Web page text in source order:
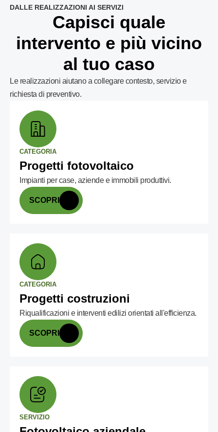
DALLE REALIZZAZIONI AI SERVIZI
Capisci quale
intervento e più vicino
al tuo caso
Le realizzazioni aiutano a collegare contesto, servizio e
richiesta di preventivo.
CATEGORIA
Progetti fotovoltaico
Impianti per case, aziende e immobili produttivi.
SCOPRI
CATEGORIA
Progetti costruzioni
Riqualificazioni e interventi edilizi orientati all'efficienza.
SCOPRI
SERVIZIO